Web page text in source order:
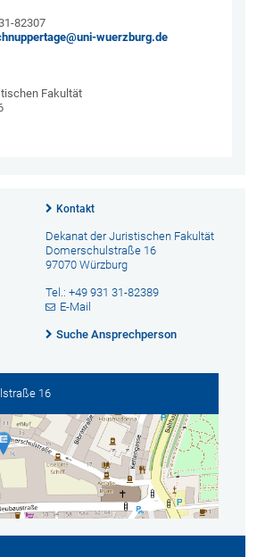
82307
wuerzburg.de
Fakultät
Kontakt
Dekanat der Juristischen Fakultät
Domerschulstraße 16
97070 Würzburg
Tel.: +49 931 31-82389
E-Mail
Suche Ansprechperson
16